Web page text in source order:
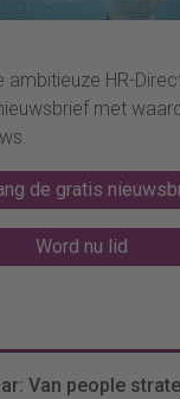
ambitieuze HR-
met
de gratis
Word nu lid
Van people